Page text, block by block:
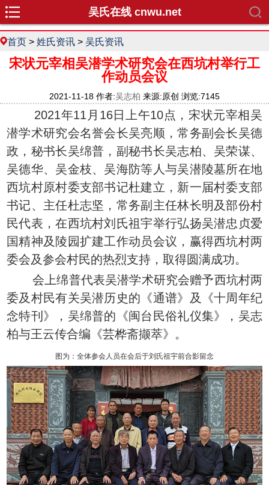
吴氏在线 cnwu.net
首页 > 姓氏资讯 > 吴氏资讯
宋状元宰相吴潜学术研究会在西坑村举行工
作动员会议
2021-11-18 作者:吴志柏 来源:原创 浏览:7145
2021年11月16日上午10点，宋状元宰相吴
潜学术研究会名誉会长吴亮顺，常务副会长吴德
政，秘书长吴绵普，副秘书长吴志柏、吴荣谋、
吴德华、吴金枝、吴海防等人与吴潜陵墓所在地
西坑村原村委支部书记杜建立，新一届村委支部
书记、主任杜志坚，常务副主任林长明及部份村
民代表，在西坑村刘氏祖宇举行弘扬吴潜忠贞爱
国精神及陵园扩建工作动员会议，赢得西坑村两
委会及参会村民的热烈支持，取得圆满成功。
会上绵普代表吴潜学术研究会赠予西坑村两
委及村民有关吴潜历史的《通谱》及《十周年纪
念特刊》，吴绵普的《闽台民俗礼仪集》，吴志
柏与王云传合编《芸桦斋撷萃》。
图为：全体参会人员在会后于刘氏祖宇前合影留念